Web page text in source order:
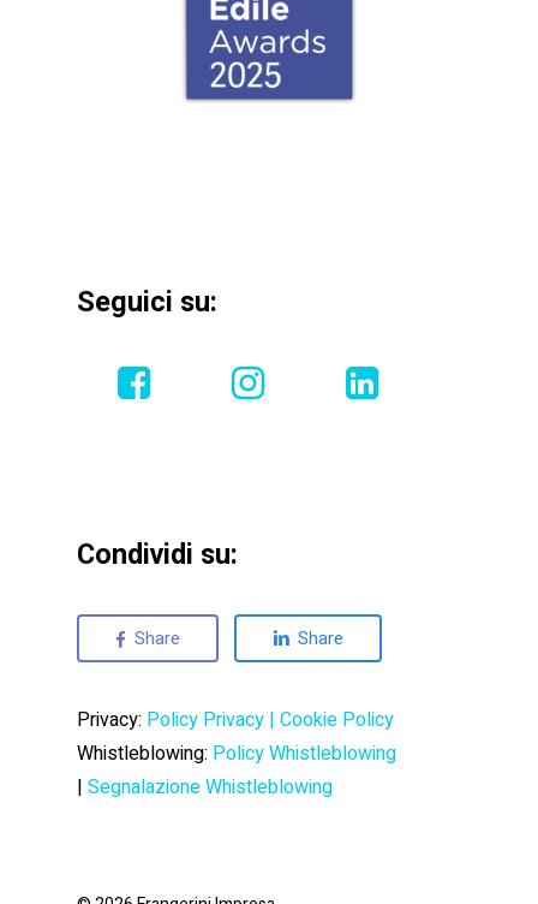
Seguici su:
Condividi su:
Share Share
Privacy: Policy Privacy | Cookie Policy
Whistleblowing: Policy Whistleblowing
| Segnalazione Whistleblowing